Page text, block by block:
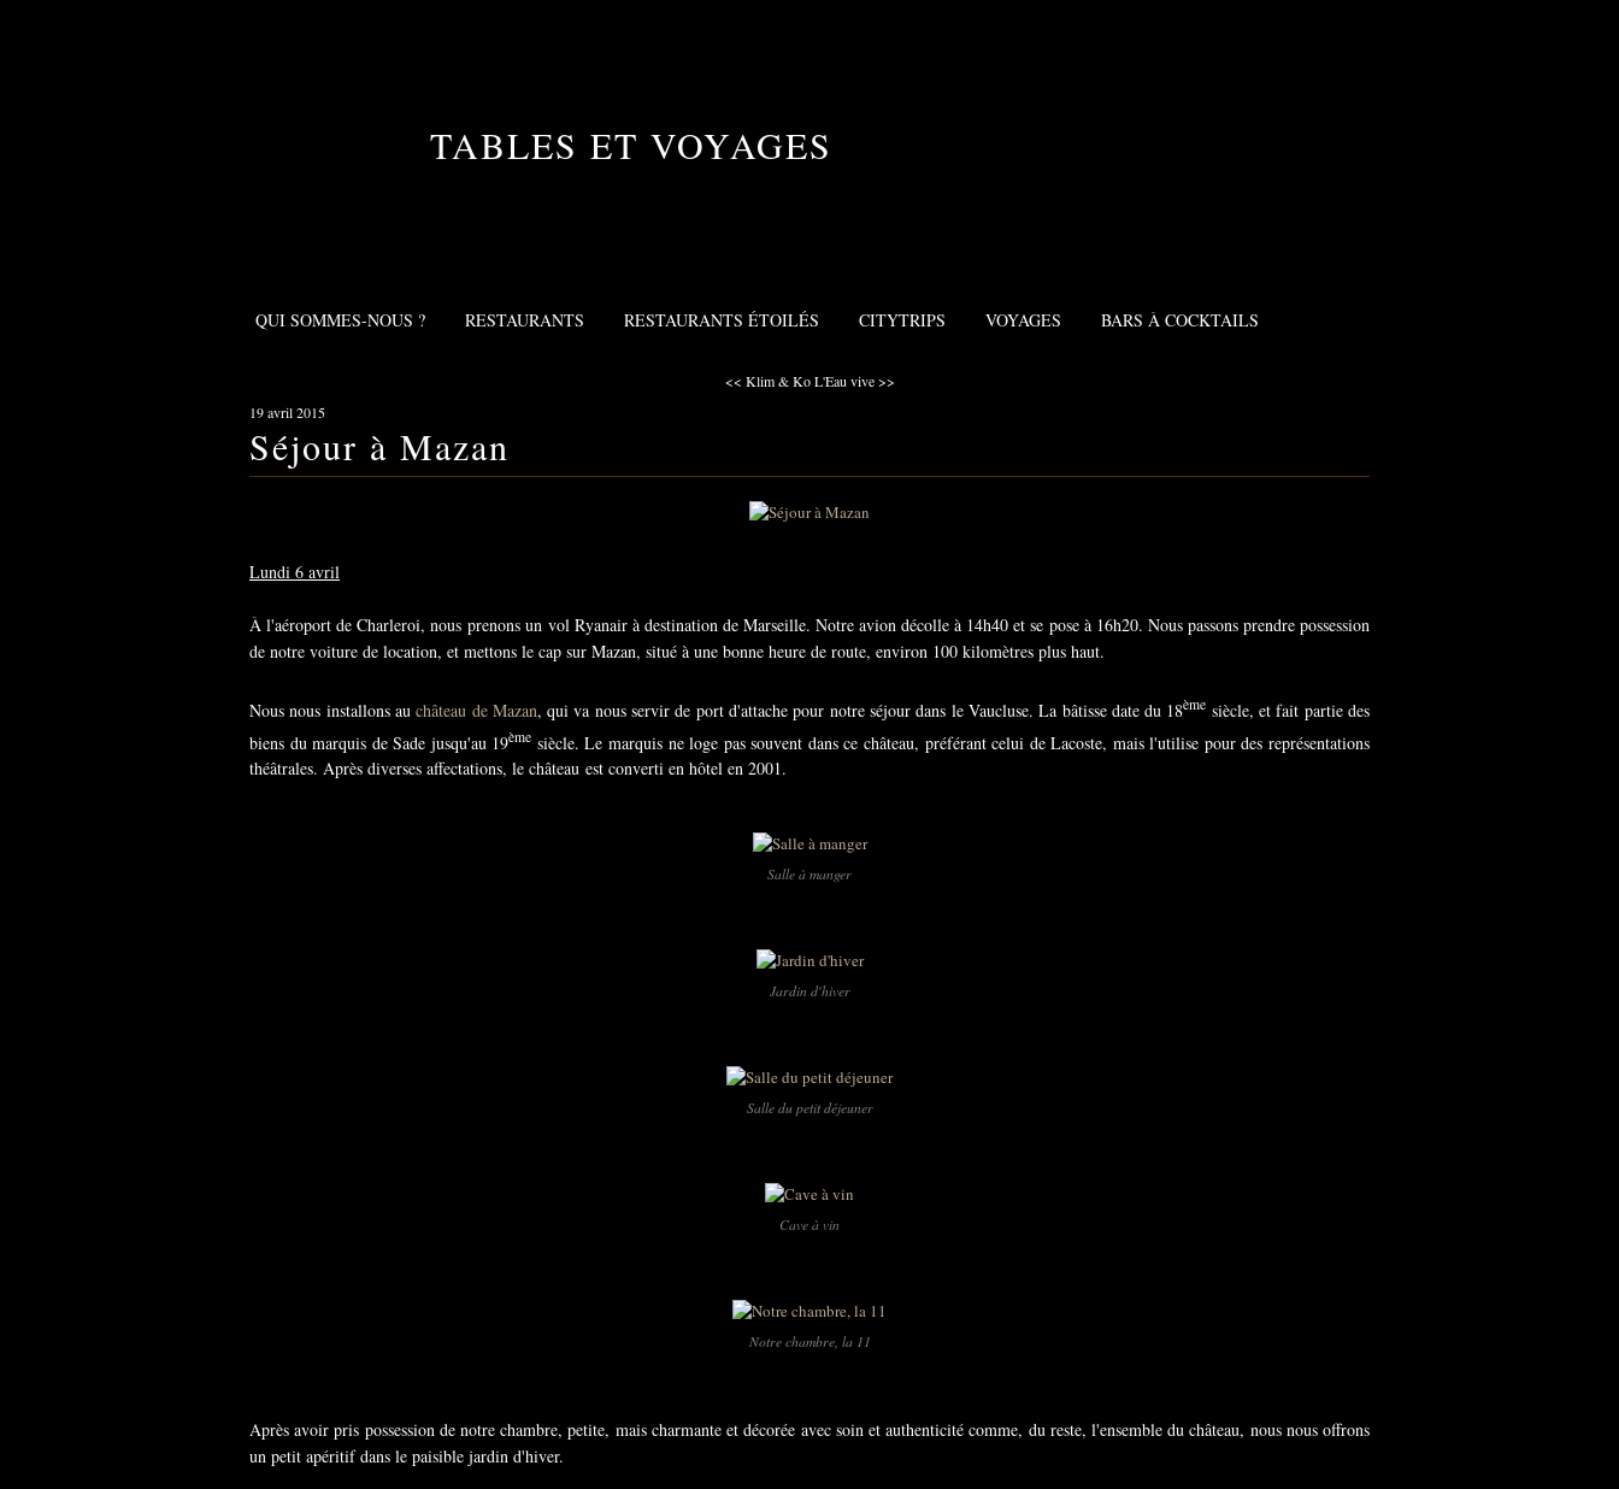
TABLES ET VOYAGES
QUI SOMMES-NOUS ? RESTAURANTS RESTAURANTS ÉTOILÉS CITYTRIPS VOYAGES BARS À COCKTAILS
<< Klim & Ko L'Eau vive >>
19 avril 2015
Séjour à Mazan
Lundi 6 avril
À l'aéroport de Charleroi, nous prenons un vol Ryanair à destination de Marseille. Notre avion décolle à 14h40 et se pose à 16h20. Nous passons prendre possession
de notre voiture de location, et mettons le cap sur Mazan, situé à une bonne heure de route, environ 100 kilomètres plus haut.
Nous nous installons auchâteau de Mazan, qui va nous servir de port d'attache pour notre séjour dans le Vaucluse. La bâtisse date du 18ème siècle, et fait partie des
biens du marquis de Sade jusqu'au 19ème siècle. Le marquis ne loge pas souvent dans ce château, préférant celui de Lacoste, mais l'utilise pour des représentations
théâtrales. Après diverses affectations, le château est converti en hôtel en 2001.
Salle à manger
Jardin d'hiver
Salle du petit déjeuner
Cave à vin
Notre chambre, la 11
Après avoir pris possession de notre chambre, petite, mais charmante et décorée avec soin et authenticité comme, du reste, l'ensemble du château, nous nous offrons
un petit apéritif dans le paisible jardin d'hiver.